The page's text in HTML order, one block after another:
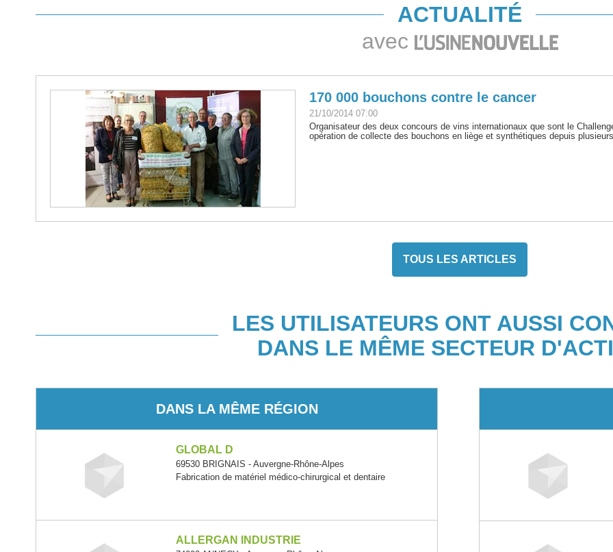
ACTUALITÉ
avec
170 000 bouchons contre le cancer
21/10/2014 07:00
Organisateur des deux concours de vins internationaux que sont le
opération de collecte des bouchons en liège et synthétiques depuis
TOUS LES ARTICLES
LES UTILISATEURS ONT AUSSI
DANS LE MÊME SECTEUR
DANS LA MÊME RÉGION
GLOBAL D
69530 BRIGNAIS - Auvergne-Rhône-Alpes
Fabrication de matériel médico-chirurgical et dentaire
ALLERGAN INDUSTRIE